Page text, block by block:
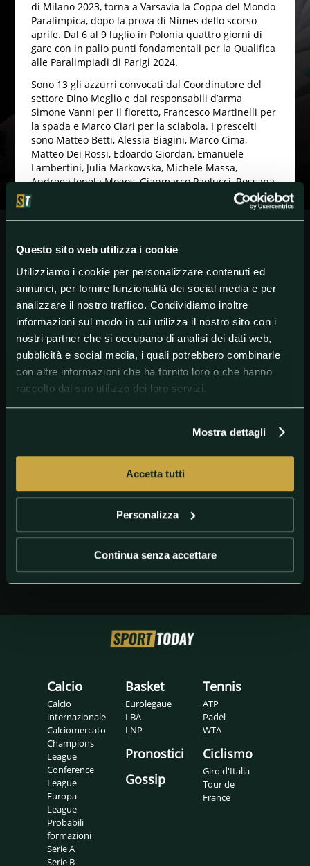
Questo sito web utilizza i cookie
Utilizziamo i cookie per personalizzare contenuti ed
annunci, per fornire funzionalità dei social media e per
analizzare il nostro traffico. Condividiamo inoltre
informazioni sul modo in cui utilizza il nostro sito con i
nostri partner che si occupano di analisi dei dati web,
pubblicità e social media, i quali potrebbero combinarle
con altre informazioni che ha fornito loro o che hanno
raccolto dal suo utilizzo dei loro servizi.
Mostra dettagli
Accetta tutti
Personalizza
Continua senza accettare
di Milano 2023, torna a Varsavia la Coppa del Mondo
Paralimpica, dopo la prova di Nimes dello scorso
aprile. Dal 6 al 9 luglio in Polonia quattro giorni di
gare con in palio punti fondamentali per la Qualifica
alle Paralimpiadi di Parigi 2024.
Sono 13 gli azzurri convocati dal Coordinatore del
settore Dino Meglio e dai responsabili d’arma
Simone Vanni per il fioretto, Francesco Martinelli per
la spada e Marco Ciari per la sciabola. I prescelti
sono Matteo Betti, Alessia Biagini, Marco Cima,
Matteo Dei Rossi, Edoardo Giordan, Emanuele
Lambertini, Julia Markowska, Michele Massa,
Andreea Ionela Mogos, Gianmarco Paolucci, Rossana
Pasquino, Loredana Trigilia e Beatrice Vio Grandis.
Saranno presenti anche gli autorizzati Matteo
Addesso e Leonardo Rigo. In delegazione, con il
Talluri.
#AltriSport #Fencing #Scherma
Bebe Vio
Calcio
Calcio
internazionale
Calciomercato
Champions
League
Conference
League
Europa
League
Probabili
formazioni
Serie A
Serie B
Basket
Eurolegaue
LBA
LNP
Pronostici
Gossip
Tennis
ATP
Padel
WTA
Ciclismo
Giro d'Italia
Tour de
France